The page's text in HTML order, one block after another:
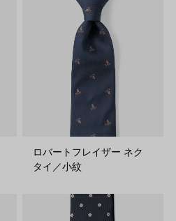
ロバートフレイザー ネク
タイ／小紋